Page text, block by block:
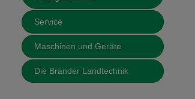
Service
Maschinen und Geräte
Die Brander Landtechnik